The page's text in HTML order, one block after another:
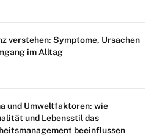
verstehen: Symptome, Ursachen
im Alltag
und Umweltfaktoren: wie
und Lebensstil das
beeinflussen